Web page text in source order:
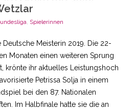
, Spielerinnen
Deutsche Meisterin 2019. Die 22-
Monaten einen weiteren Sprung
krönte ihr aktuelles Leistungshoch
Petrissa Solja in einem
bei den 87. Nationalen
Im Halbfinale hatte sie die an